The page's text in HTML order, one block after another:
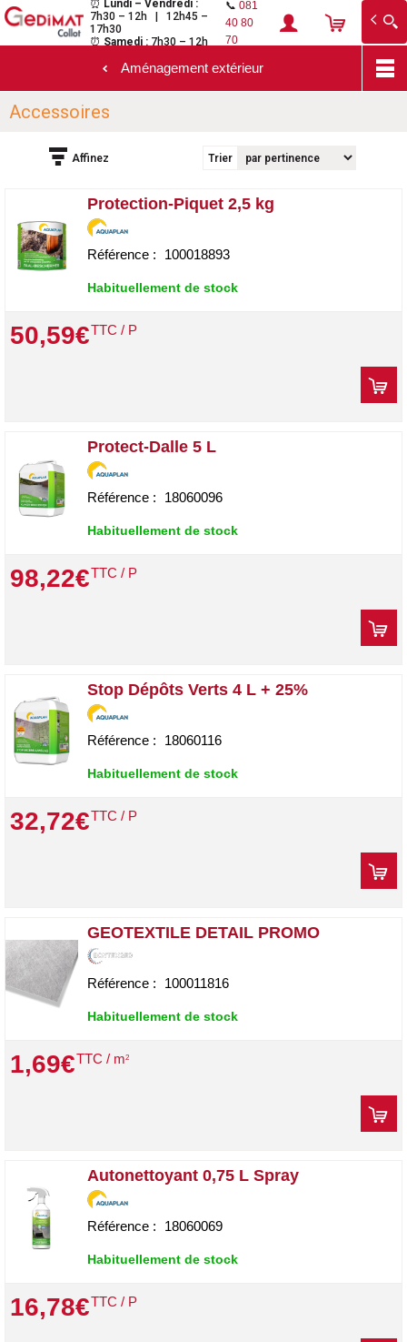
au
Gedimat Collot
Au cœur de l'ouvrage
⏰ Lundi – Vendredi :
7h30 – 12h | 12h45 –
17h30
⏰ Samedi : 7h30 – 12h
📞081
40 80
70
Aménagement extérieur
Accessoires
Affinez Trier
Protection-Piquet 2,5 kg
Référence : 100018893
Habituellement de stock
50,59€TTC / P
Protect-Dalle 5 L
Référence : 18060096
Habituellement de stock
98,22€TTC / P
Stop Dépôts Verts 4 L + 25%
Référence : 18060116
Habituellement de stock
32,72€TTC / P
GEOTEXTILE DETAIL PROMO
Référence : 100011816
Habituellement de stock
1,69€TTC / m2
Autonettoyant 0,75 L Spray
Référence : 18060069
Habituellement de stock
16,78€TTC / P